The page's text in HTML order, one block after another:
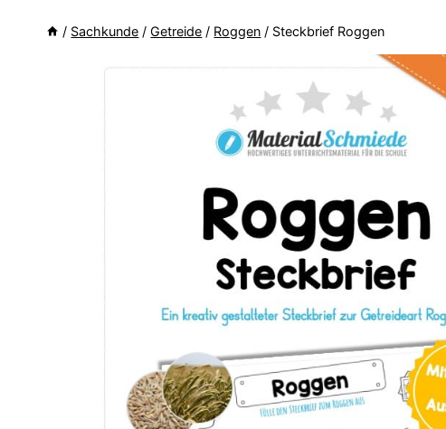
/ Sachkunde / Getreide / Roggen / Steckbrief Roggen